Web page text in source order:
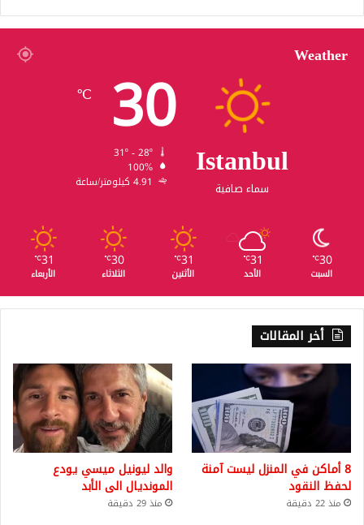
Weather
Istanbul
سماء صافية
30
℃
100%
4.91 كيلومتر/ساعة
30
℃
السبت
31
℃
الأحد
31
℃
الأثنين
30
℃
الثلاثاء
31
℃
الأربعاء
أخر المقالات
8 أماكن في المنزل ليست آمنة
لحفظ النقود
منذ 22 دقيقة
والد ليونيل ميسي يودع
المونديال الى الأبد
منذ 29 دقيقة